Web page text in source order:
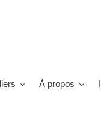
À propos